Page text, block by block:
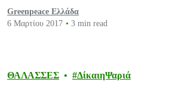
Free.
Greenpeace Ελλάδα
6 Μαρτίου 2017
3 min read
ΘΑΛΑΣΣΕΣ ΔίκαιηΨαριά